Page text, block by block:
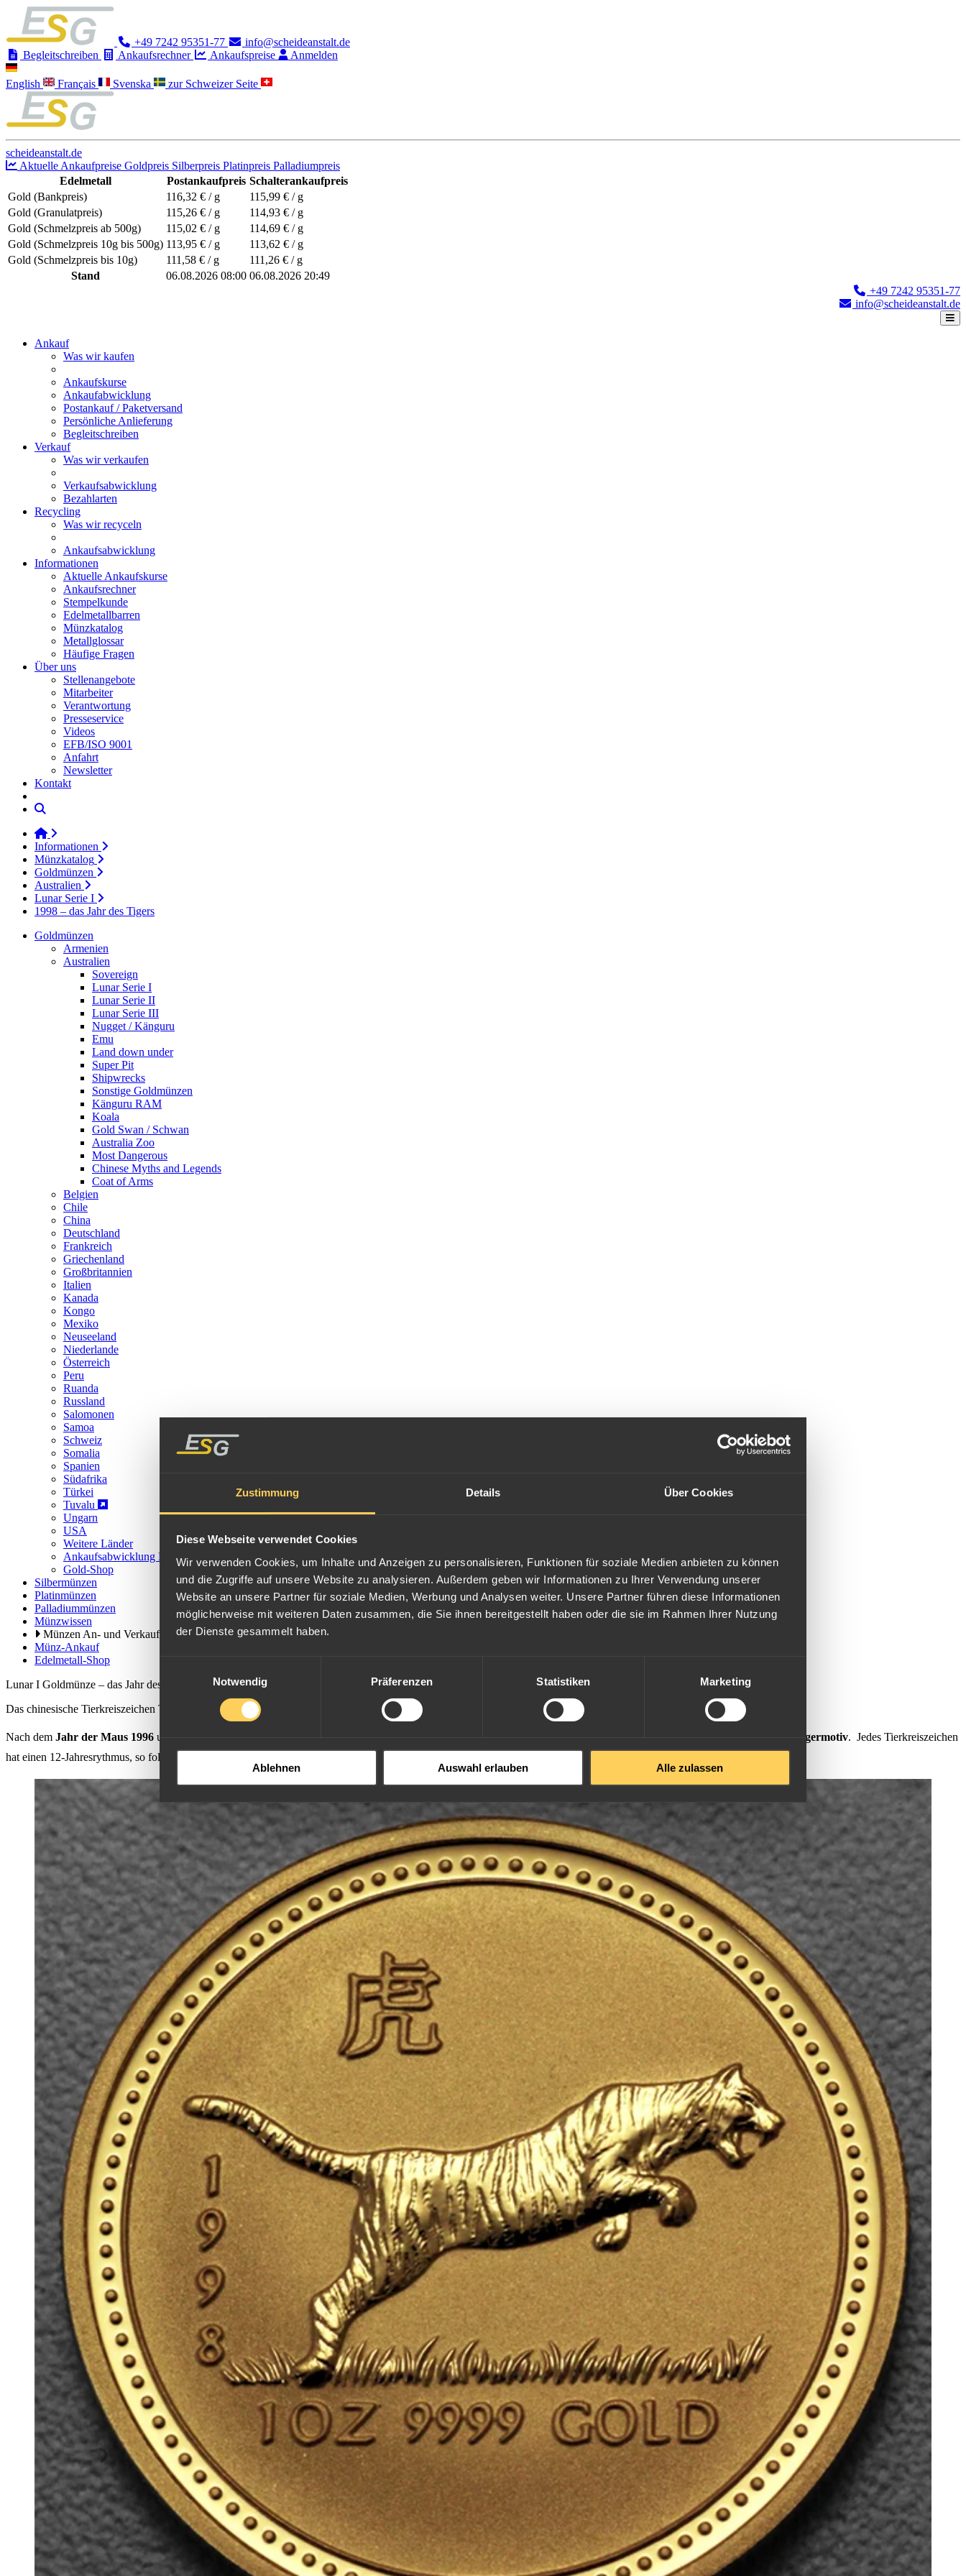
Zustimmung Details Über Cookies
Diese Webseite verwendet Cookies
Wir verwenden Cookies, um Inhalte und Anzeigen zu personalisieren, Funktionen für soziale Medien anbieten zu können
und die Zugriffe auf unsere Website zu analysieren. Außerdem geben wir Informationen zu Ihrer Verwendung unserer
Website an unsere Partner für soziale Medien, Werbung und Analysen weiter. Unsere Partner führen diese Informationen
möglicherweise mit weiteren Daten zusammen, die Sie ihnen bereitgestellt haben oder die sie im Rahmen Ihrer Nutzung
der Dienste gesammelt haben.
Notwendig
Präferenzen Statistiken Marketing
Ablehnen Auswahl erlauben Alle zulassen
+49 7242 95351-77
info@scheideanstalt.de
Begleitschreiben
Ankaufsrechner Ankaufspreise Anmelden
English Français Svenska zur Schweizer Seite
scheideanstalt.de
Aktuelle Ankaufpreise Goldpreis Silberpreis Platinpreis Palladiumpreis
Edelmetall
Postankaufpreis Schalterankaufpreis
Gold (Bankpreis)
116,32 € / g 115,99 € / g
Gold (Granulatpreis)
115,26 € / g 114,93 € / g
Gold (Schmelzpreis ab 500g)
115,02 € / g 114,69 € / g
Gold (Schmelzpreis 10g bis 500g) 113,95 € / g 113,62 € / g
Gold (Schmelzpreis bis 10g)
111,58 € / g 111,26 € / g
Stand
06.08.2026 08:00 06.08.2026 20:49
+49 7242 95351-77
info@scheideanstalt.de
Ankauf
Was wir kaufen
Ankaufskurse
Ankaufabwicklung
Postankauf / Paketversand
Persönliche Anlieferung
Begleitschreiben
Verkauf
Was wir verkaufen
Verkaufsabwicklung
Bezahlarten
Recycling
Was wir recyceln
Ankaufsabwicklung
Informationen
Aktuelle Ankaufskurse
Ankaufsrechner
Stempelkunde
Edelmetallbarren
Münzkatalog
Metallglossar
Häufige Fragen
Über uns
Stellenangebote
Mitarbeiter
Verantwortung
Presseservice
Videos
EFB/ISO 9001
Anfahrt
Newsletter
Kontakt
Informationen
Münzkatalog
Goldmünzen
Australien
Lunar Serie I
1998 – das Jahr des Tigers
Goldmünzen
Armenien
Australien
Sovereign
Lunar Serie I
Lunar Serie II
Lunar Serie III
Nugget / Känguru
Emu
Land down under
Super Pit
Shipwrecks
Sonstige Goldmünzen
Känguru RAM
Koala
Gold Swan / Schwan
Australia Zoo
Most Dangerous
Chinese Myths and Legends
Coat of Arms
Belgien
Chile
China
Deutschland
Frankreich
Griechenland
Großbritannien
Italien
Kanada
Kongo
Mexiko
Neuseeland
Niederlande
Österreich
Peru
Ruanda
Russland
Salomonen
Samoa
Schweiz
Somalia
Spanien
Südafrika
Türkei
Tuvalu
Ungarn
USA
Weitere Länder
Ankaufsabwicklung Münzen
Gold-Shop
Silbermünzen
Platinmünzen
Palladiummünzen
Münzwissen
Münzen An- und Verkauf
Münz-Ankauf
Edelmetall-Shop
Lunar I Goldmünze – das Jahr des Tigers 1998
Das chinesische Tierkreiszeichen Tiger ziert die Goldmünzen der Lunar I Serie aus dem Jahr 1998.
Nach dem Jahr der Maus 1996 und dem Tigermotiv. Jedes Tierkreiszeichen
hat einen 12-Jahresrythmus, so folgen ebenfalls 2010 und 2022 als Jahre des Tigers.